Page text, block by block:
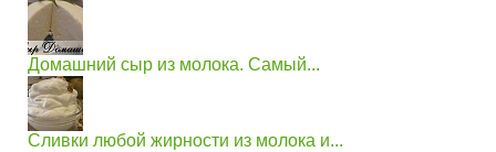
Домашний сыр из молока. Самый...
Сливки любой жирности из молока и...